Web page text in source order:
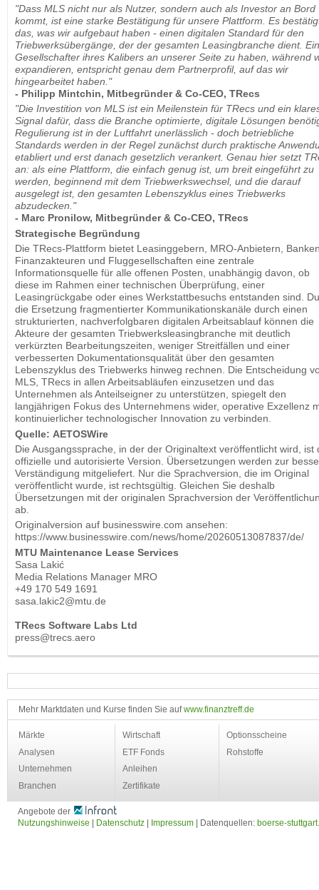
"Dass MLS nicht nur als Nutzer, sondern auch als Investor an Bord
kommt, ist eine starke Bestätigung für unsere Plattform. Es
das, was wir aufgebaut haben - einen digitalen Standard für den
Triebwerksübergänge, der der gesamten Leasingbranche dient.
Gesellschafter ihres Kalibers an unserer Seite zu haben, während
expandieren, entspricht genau dem Partnerprofil, auf das wir
hingearbeitet haben."
- Philipp Mintchin, Mitbegründer & Co-CEO, TRecs
"Die Investition von MLS ist ein Meilenstein für TRecs und ein
Signal dafür, dass die Branche optimierte, digitale Lösungen
Regulierung ist in der Luftfahrt unerlässlich - doch betriebliche
Standards werden in der Regel zunächst durch praktische
etabliert und erst danach gesetzlich verankert. Genau hier setzt
an: als eine Plattform, die einfach genug ist, um breit eingeführt zu
werden, beginnend mit dem Triebwerkswechsel, und die darauf
ausgelegt ist, den gesamten Lebenszyklus eines Triebwerks
abzudecken."
- Marc Pronilow, Mitbegründer & Co-CEO, TRecs
Strategische Begründung
Die TRecs-Plattform bietet Leasinggebern, MRO-Anbietern,
Finanzakteuren und Fluggesellschaften eine zentrale
Informationsquelle für alle offenen Posten, unabhängig davon, ob
diese im Rahmen einer technischen Überprüfung, einer
Leasingrückgabe oder eines Werkstattbesuchs entstanden sind.
die Ersetzung fragmentierter Kommunikationskanäle durch einen
strukturierten, nachverfolgbaren digitalen Arbeitsablauf können die
Akteure der gesamten Triebwerksleasingbranche mit deutlich
verkürzten Bearbeitungszeiten, weniger Streitfällen und einer
verbesserten Dokumentationsqualität über den gesamten
Lebenszyklus des Triebwerks hinweg rechnen. Die Entscheidung
MLS, TRecs in allen Arbeitsabläufen einzusetzen und das
Unternehmen als Anteilseigner zu unterstützen, spiegelt den
langjährigen Fokus des Unternehmens wider, operative Exzellenz
kontinuierlicher technologischer Innovation zu verbinden.
Quelle: AETOSWire
Die Ausgangssprache, in der der Originaltext veröffentlicht wird, ist
offizielle und autorisierte Version. Übersetzungen werden zur
Verständigung mitgeliefert. Nur die Sprachversion, die im Original
veröffentlicht wurde, ist rechtsgültig. Gleichen Sie deshalb
Übersetzungen mit der originalen Sprachversion der
ab.
Originalversion auf businesswire.com ansehen:
https://www.businesswire.com/news/home/20260513087837/de/
MTU Maintenance Lease Services
Sasa Lakić
Media Relations Manager MRO
+49 170 549 1691
sasa.lakic2@mtu.de
TRecs Software Labs Ltd
press@trecs.aero
Mehr Marktdaten und Kurse finden Sie aufwww.finanztreff.de
Märkte
Analysen
Unternehmen
Branchen
Wirtschaft
ETF Fonds
Anleihen
Zertifikate
Optionsscheine
Rohstoffe
Angebote der
Nutzungshinweise | Datenschutz | Impressum | Datenquellen: boerse-